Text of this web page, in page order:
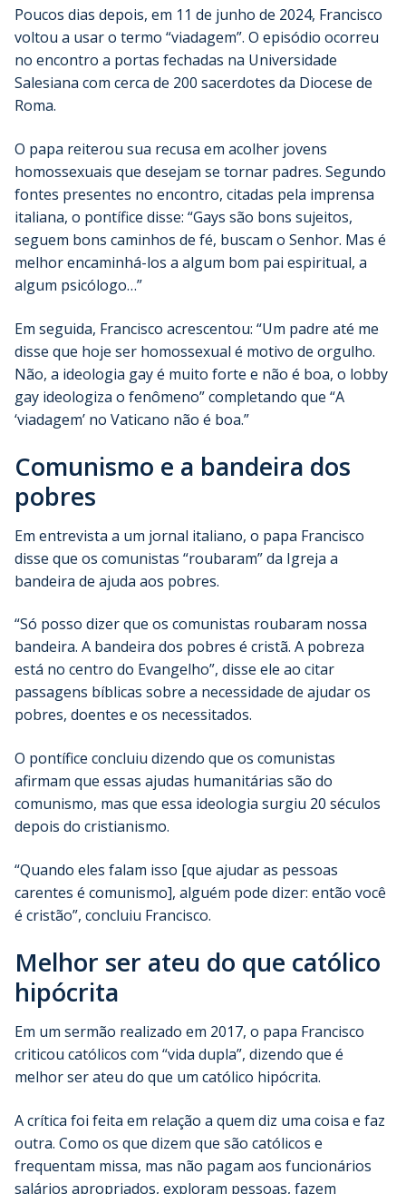
Poucos dias depois, em 11 de junho de 2024, Francisco
voltou a usar o termo “viadagem”. O episódio ocorreu
no encontro a portas fechadas na Universidade
Salesiana com cerca de 200 sacerdotes da Diocese de
Roma.
O papa reiterou sua recusa em acolher jovens
homossexuais que desejam se tornar padres. Segundo
fontes presentes no encontro, citadas pela imprensa
italiana, o pontífice disse: “Gays são bons sujeitos,
seguem bons caminhos de fé, buscam o Senhor. Mas é
melhor encaminhá-los a algum bom pai espiritual, a
algum psicólogo…”
Em seguida, Francisco acrescentou: “Um padre até me
disse que hoje ser homossexual é motivo de orgulho.
Não, a ideologia gay é muito forte e não é boa, o lobby
gay ideologiza o fenômeno” completando que “A
‘viadagem’ no Vaticano não é boa.”
Comunismo e a bandeira dos
pobres
Em entrevista a um jornal italiano, o papa Francisco
disse que os comunistas “roubaram” da Igreja a
bandeira de ajuda aos pobres.
“Só posso dizer que os comunistas roubaram nossa
bandeira. A bandeira dos pobres é cristã. A pobreza
está no centro do Evangelho”, disse ele ao citar
passagens bíblicas sobre a necessidade de ajudar os
pobres, doentes e os necessitados.
O pontífice concluiu dizendo que os comunistas
afirmam que essas ajudas humanitárias são do
comunismo, mas que essa ideologia surgiu 20 séculos
depois do cristianismo.
“Quando eles falam isso [que ajudar as pessoas
carentes é comunismo], alguém pode dizer: então você
é cristão”, concluiu Francisco.
Melhor ser ateu do que católico
hipócrita
Em um sermão realizado em 2017, o papa Francisco
criticou católicos com “vida dupla”, dizendo que é
melhor ser ateu do que um católico hipócrita.
A crítica foi feita em relação a quem diz uma coisa e faz
outra. Como os que dizem que são católicos e
frequentam missa, mas não pagam aos funcionários
salários apropriados, exploram pessoas, fazem